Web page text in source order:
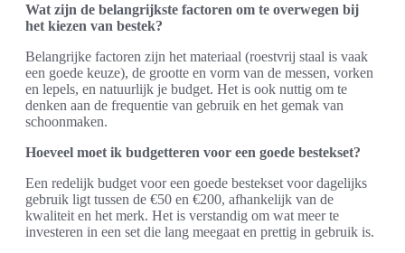
Wat zijn de belangrijkste factoren om te overwegen bij
het kiezen van bestek?
Belangrijke factoren zijn het materiaal (roestvrij staal is vaak
een goede keuze), de grootte en vorm van de messen, vorken
en lepels, en natuurlijk je budget. Het is ook nuttig om te
denken aan de frequentie van gebruik en het gemak van
schoonmaken.
Hoeveel moet ik budgetteren voor een goede bestekset?
Een redelijk budget voor een goede bestekset voor dagelijks
gebruik ligt tussen de €50 en €200, afhankelijk van de
kwaliteit en het merk. Het is verstandig om wat meer te
investeren in een set die lang meegaat en prettig in gebruik is.